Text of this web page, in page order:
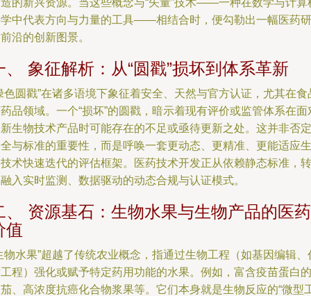
的新兴资源。当这些概念与“矢量”技术——一种在数学与计算
中代表方向与力量的工具——相结合时，便勾勒出一幅医药研
沿的创新图景。
、 象征解析：从“圆戳”损坏到体系革新
色圆戳”在诸多语境下象征着安全、天然与官方认证，尤其在食
品领域。一个“损坏”的圆戳，暗示着现有评价或监管体系在面
生物技术产品时可能存在的不足或亟待更新之处。这并非否定
与标准的重要性，而是呼唤一套更动态、更精准、更能适应生
术快速迭代的评估框架。医药技术开发正从依赖静态标准，转
入实时监测、数据驱动的动态合规与认证模式。
、 资源基石：生物水果与生物产品的医药
值
物水果”超越了传统农业概念，指通过生物工程（如基因编辑、
程）强化或赋予特定药用功能的水果。例如，富含疫苗蛋白的
、高浓度抗癌化合物浆果等。它们本身就是生物反应的“微型